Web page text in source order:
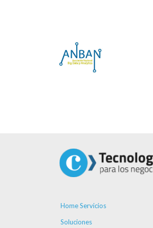
Home Servicios
Soluciones